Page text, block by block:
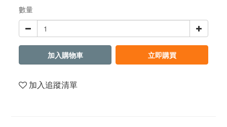
數量
加入購物車 立即購買
加入追蹤清單